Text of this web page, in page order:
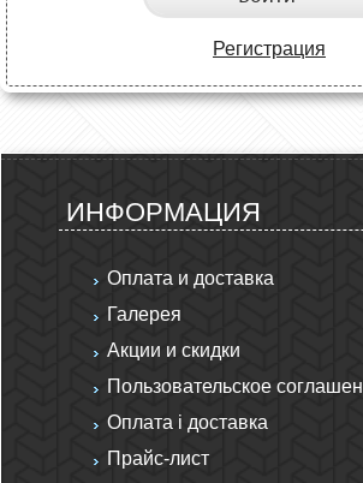
Регистрация
ИНФОРМАЦИЯ
Оплата и доставка
Галерея
Акции и скидки
Пользовательское
Оплата і доставка
Прайс-лист